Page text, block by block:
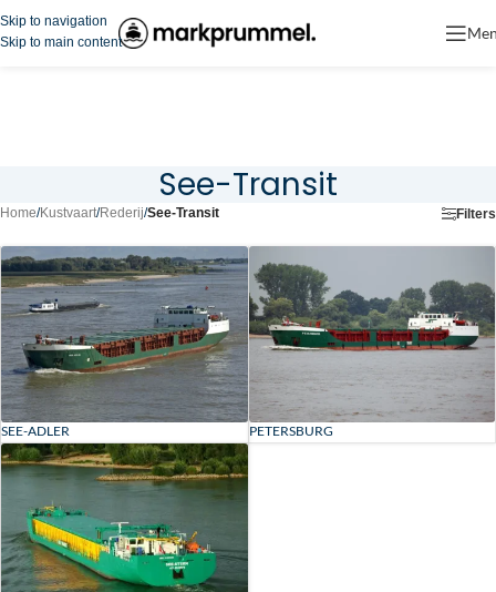
Skip to navigation
Skip to main content
See-Transit
Home/Kustvaart/Rederij/See-Transit Filters
SEE-ADLER PETERSBURG